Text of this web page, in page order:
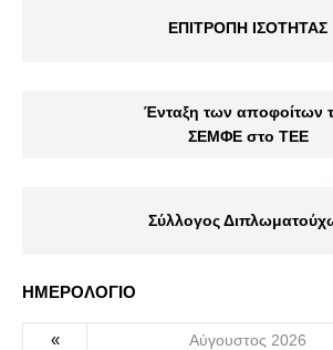
ΕΠΙΤΡΟΠΗ ΙΣΟΤΗΤΑΣ
Ένταξη των αποφοίτων
ΣΕΜΦΕ στο ΤΕΕ
Σύλλογος
ΗΜΕΡΟΛΟΓΙΟ
« Αύγουστος 2026